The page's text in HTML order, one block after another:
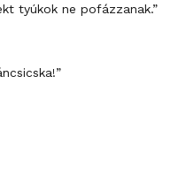
tyúkok ne pofázzanak.”